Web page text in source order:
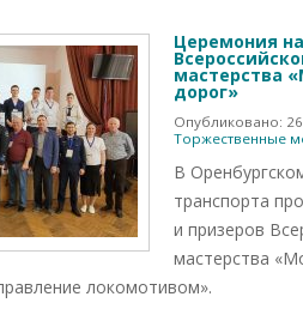
Церемония
мастерства
дорог»
Опубликовано:
Торжественные
В
транспорта
и призеров
мастерства
локомотивом».